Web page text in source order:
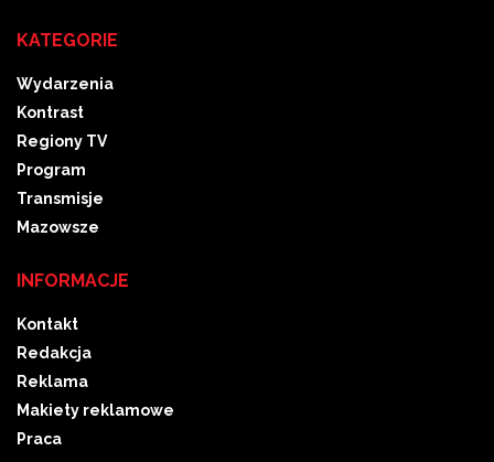
KATEGORIE
Wydarzenia
Kontrast
Regiony TV
Program
Transmisje
Mazowsze
INFORMACJE
Kontakt
Redakcja
Reklama
Makiety reklamowe
Praca